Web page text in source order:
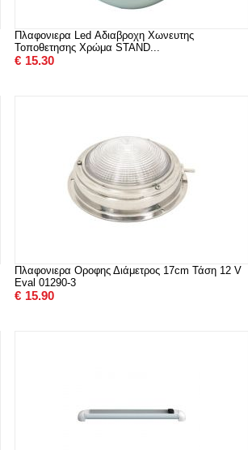
Πλαφονιερα Led Αδιαβροχη Χωνευτης
Τοποθετησης Χρώμα STAND...
€ 15.30
Πλαφονιερα Οροφης Διάμετρος 17cm Τάση 12 V
Eval 01290-3
€ 15.90